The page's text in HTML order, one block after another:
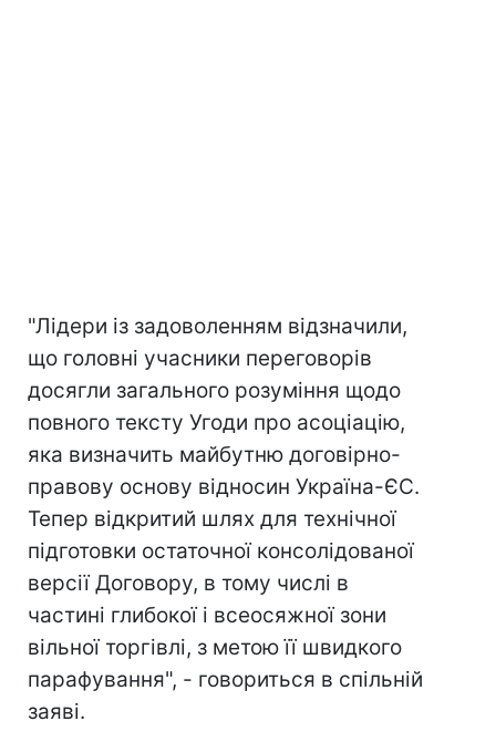
"Лідери із задоволенням відзначили,
що головні учасники переговорів
досягли загального розуміння щодо
повного тексту Угоди про асоціацію,
яка визначить майбутню договірно-
правову основу відносин Україна-ЄС.
Тепер відкритий шлях для технічної
підготовки остаточної консолідованої
версії Договору, в тому числі в
частині глибокої і всеосяжної зони
вільної торгівлі, з метою її швидкого
парафування", - говориться в спільній
заяві.